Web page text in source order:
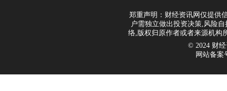
郑重声明：财经资讯网仅提供
户需独立做出投资决策,风险
络,版权归原作者或者来源机构
© 2024 财经
网站备案